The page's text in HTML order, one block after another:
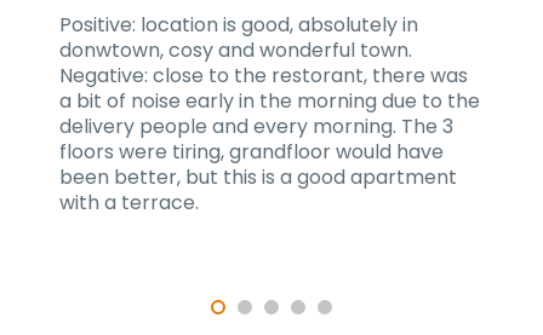
Positive: location is good, absolutely in
donwtown, cosy and wonderful town.
Negative: close to the restorant, there was
a bit of noise early in the morning due to the
delivery people and every morning. The 3
floors were tiring, grandfloor would have
been better, but this is a good apartment
with a terrace.